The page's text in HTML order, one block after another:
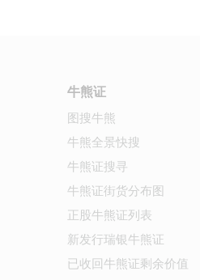
牛熊证
图搜牛熊
牛熊全景快搜
牛熊证搜寻
牛熊证街货分布图
正股牛熊证列表
新发行瑞银牛熊证
已收回牛熊证剩余价值